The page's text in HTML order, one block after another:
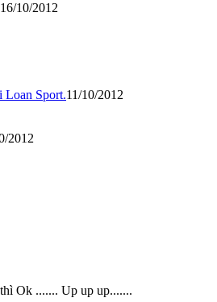
16/10/2012
Loan Sport.11/10/2012
2012
Ok ....... Up up up.......